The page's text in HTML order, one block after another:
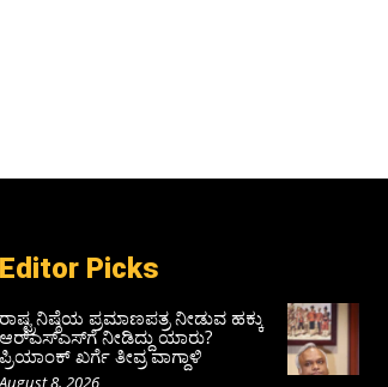
Editor Picks
ರಾಷ್ಟ್ರನಿಷ್ಠೆಯ ಪ್ರಮಾಣಪತ್ರ ನೀಡುವ ಹಕ್ಕು
ಆರ್‌ಎಸ್‌ಎಸ್‌ಗೆ ನೀಡಿದ್ದು ಯಾರು?
ಪ್ರಿಯಾಂಕ್ ಖರ್ಗೆ ತೀವ್ರ ವಾಗ್ದಾಳಿ
August 8, 2026